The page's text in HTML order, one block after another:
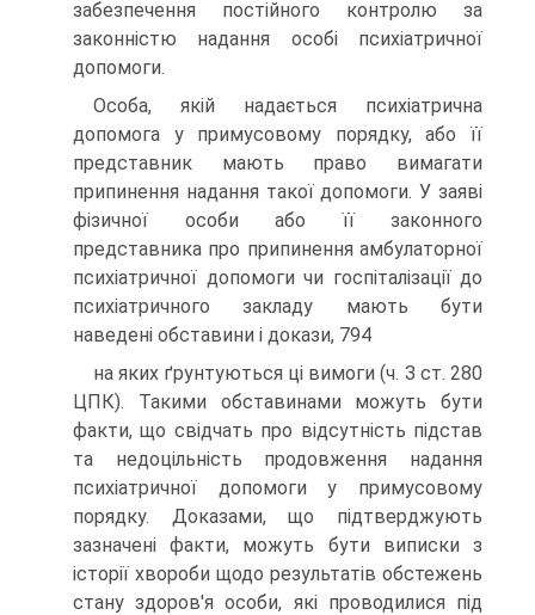
забезпечення постій­ного контролю за
законністю надання особі психіатричної
допомоги.
Особа, якій надається психіатрична
допомога у примусовому по­рядку, або її
представник мають право вимагати
припинення надання такої допомоги. У заяві
фізичної особи або її законного
представника про припинення амбулаторної
психіатричної допомоги чи госпіталіза­ції до
психіатричного закладу мають бути
наведені обставини і докази, 794
на яких ґрунтуються ці вимоги (ч. З ст. 280
ЦПК). Такими обставина­ми можуть бути
факти, що свідчать про відсутність підстав
та недо­цільність продовження надання
психіатричної допомоги у примусово­му
порядку. Доказами, що підтверджують
зазначені факти, можуть бути виписки з
історії хвороби щодо результатів обстежень
стану здоров'я особи, які проводилися під